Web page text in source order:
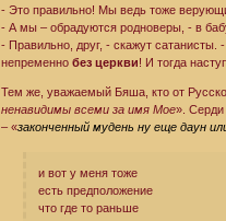
- Это правильно! Мы ведь тоже
- А мы – обрадуются родноверы, - в
- Правильно, друг, - скажут
непременнобез церкви! И тогда
Тем же, уважаемый Бяша, кто от
ненавидимы всеми за имя Мое». Серди
– «законченный мудень ну еще даун
и вот у меня тоже
есть предположение
что где то раньше